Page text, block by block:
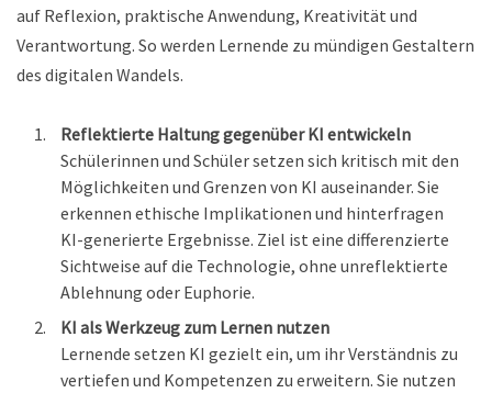
auf Reflexion, praktische Anwendung, Kreativität und
Verantwortung. So werden Lernende zu mündigen Gestaltern
des digitalen Wandels.
Reflektierte Haltung gegenüber KI entwickeln
Schülerinnen und Schüler setzen sich kritisch mit den
Möglichkeiten und Grenzen von KI auseinander. Sie
erkennen ethische Implikationen und hinterfragen
KI-generierte Ergebnisse. Ziel ist eine differenzierte
Sichtweise auf die Technologie, ohne unreflektierte
Ablehnung oder Euphorie.
KI als Werkzeug zum Lernen nutzen
Lernende setzen KI gezielt ein, um ihr Verständnis zu
vertiefen und Kompetenzen zu erweitern. Sie nutzen